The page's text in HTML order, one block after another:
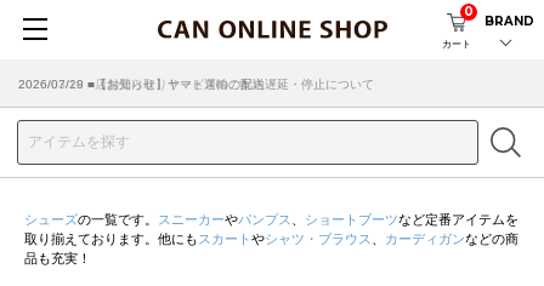
カート
0
BRAND
2026/07/29 ■【お知らせ】ヤマト運輸の配送遅延・停止について
2026/03/18 ■店舗受け取りサービスのご案内
シューズの一覧です。 スニーカーやパンプス ショートブーツなど定番アイテムを
取り揃えております。他にも スカート やシャツ・ブラウス カーディガンなどの商
品も充実！